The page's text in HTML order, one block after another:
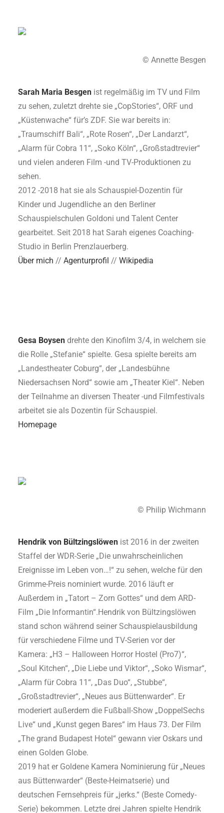
© Annette Besgen
Sarah Maria Besgen ist regelmäßig im TV und Film
zu sehen, zuletzt drehte sie „CopStories“, ORF und
„Küstenwache“ für’s ZDF. Sie war bereits in:
„Traumschiff Bali“, „Rote Rosen“, „Der Landarzt“,
„Alarm für Cobra 11“, „Soko Köln“, „Großstadtrevier“
und vielen anderen Film -und TV-Produktionen zu
sehen.
2012 -2018 hat sie als Schauspiel-Dozentin für
Kinder und Jugendliche an den Berliner
Schauspielschulen Goldoni und Talent Center
gearbeitet. Seit 2018 hat Sarah eigenes Coaching-
Studio in Berlin Prenzlauerberg.
Über mich // Agenturprofil // Wikipedia
Gesa Boysen drehte den Kinofilm 3/4, in welchem sie
die Rolle „Stefanie“ spielte. Gesa spielte bereits am
„Landestheater Coburg“, der „Landesbühne
Niedersachsen Nord“ sowie am „Theater Kiel“. Neben
der Teilnahme an diversen Theater -und Filmfestivals
arbeitet sie als Dozentin für Schauspiel.
Homepage
© Philip Wichmann
Hendrik von Bültzingslöwen ist 2016 in der zweiten
Staffel der WDR-Serie „Die unwahrscheinlichen
Ereignisse im Leben von…!“ zu sehen, welche für den
Grimme-Preis nominiert wurde. 2016 läuft er
Außerdem in „Tatort – Zorn Gottes“ und dem ARD-
Film „Die Informantin“.Hendrik von Bültzingslöwen
stand schon während seiner Schauspielausbildung
für verschiedene Filme und TV-Serien vor der
Kamera: „H3 – Halloween Horror Hostel (Pro7)“,
„Soul Kitchen“, „Die Liebe und Viktor“, „Soko Wismar“,
„Alarm für Cobra 11“, „Das Duo“, „Stubbe“,
„Großstadtrevier“, „Neues aus Büttenwarder“. Er
moderiert außerdem die Fußball-Show „DoppelSechs
Live“ und „Kunst gegen Bares“ im Haus 73. Der Film
„The grand Budapest Hotel“ gewann vier Oskars und
einen Golden Globe.
2019 hat er Goldene Kamera Nominierung für „Neues
aus Büttenwarder“ (Beste-Heimatserie) und
deutschen Fernsehpreis für „jerks.“ (Beste Comedy-
Serie) bekommen. Letzte drei Jahren spielte Hendrik